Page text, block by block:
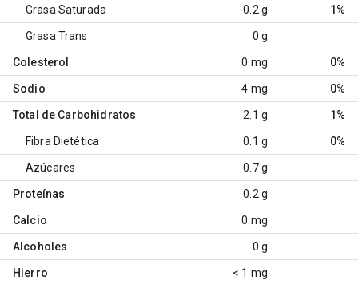
Grasa Saturada 0.2 g 1%
Grasa Trans 0 g
Colesterol 0 mg 0%
Sodio 4 mg 0%
Total de Carbohidratos 2.1 g 1%
Fibra Dietética 0.1 g 0%
Azúcares 0.7 g
Proteínas 0.2 g
Calcio 0 mg
Alcoholes 0 g
Hierro < 1 mg